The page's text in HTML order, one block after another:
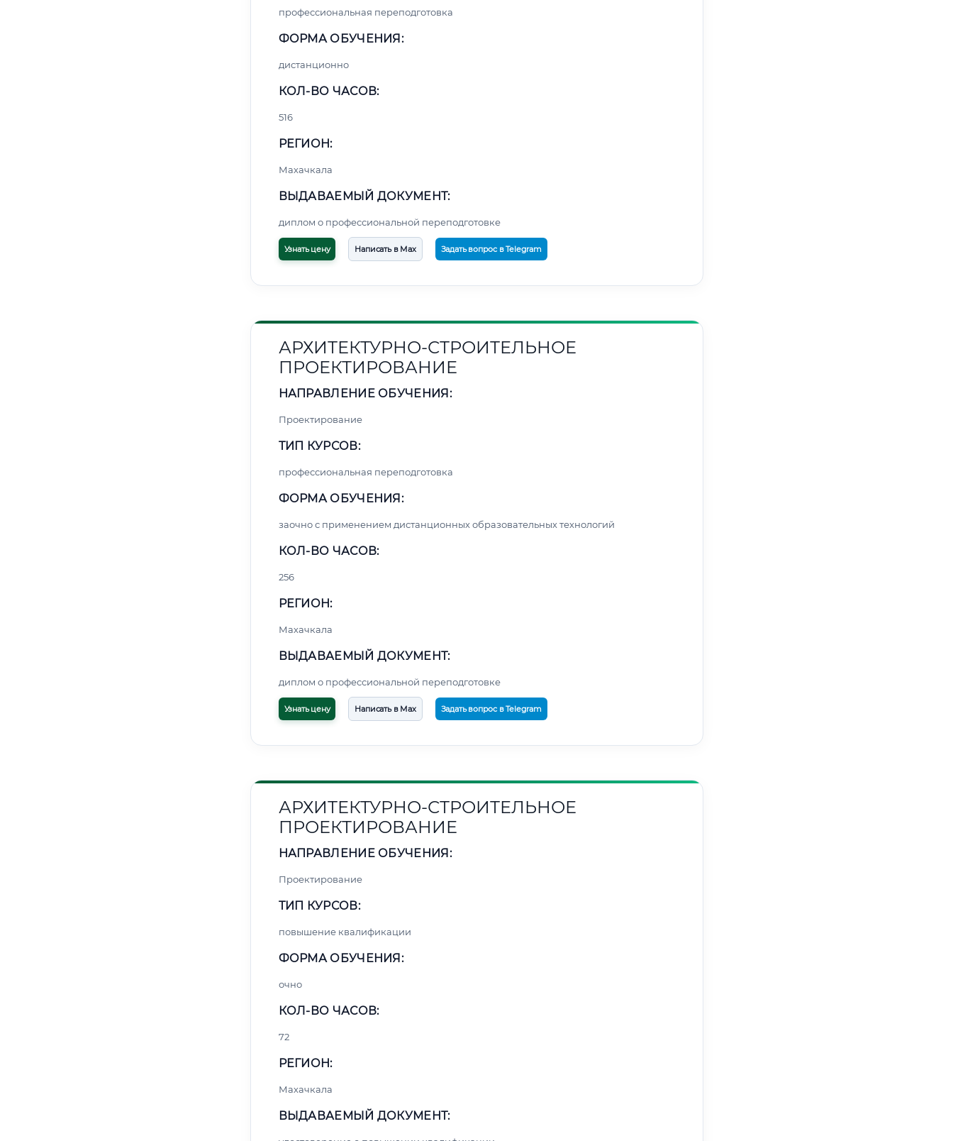
профессиональная переподготовка
ФОРМА ОБУЧЕНИЯ:
дистанционно
КОЛ-ВО ЧАСОВ:
516
РЕГИОН:
Махачкала
ВЫДАВАЕМЫЙ ДОКУМЕНТ:
диплом о профессиональной переподготовке
Узнать цену Написать в Max Задать вопрос в Telegram
АРХИТЕКТУРНО-СТРОИТЕЛЬНОЕ
ПРОЕКТИРОВАНИЕ
НАПРАВЛЕНИЕ ОБУЧЕНИЯ:
Проектирование
ТИП КУРСОВ:
профессиональная переподготовка
ФОРМА ОБУЧЕНИЯ:
заочно с применением дистанционных образовательных технологий
КОЛ-ВО ЧАСОВ:
256
РЕГИОН:
Махачкала
ВЫДАВАЕМЫЙ ДОКУМЕНТ:
диплом о профессиональной переподготовке
Узнать цену Написать в Max Задать вопрос в Telegram
АРХИТЕКТУРНО-СТРОИТЕЛЬНОЕ
ПРОЕКТИРОВАНИЕ
НАПРАВЛЕНИЕ ОБУЧЕНИЯ:
Проектирование
ТИП КУРСОВ:
повышение квалификации
ФОРМА ОБУЧЕНИЯ:
очно
КОЛ-ВО ЧАСОВ:
72
РЕГИОН:
Махачкала
ВЫДАВАЕМЫЙ ДОКУМЕНТ: